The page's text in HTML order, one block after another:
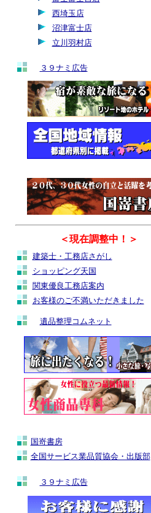
西埼玉店
沼津富士店
立川羽村店
３９ナミ広告
＜現在調整中！＞
建築士・工務店さがし
ショッピング天国
関東優良工務店案内
お客様のご不満いただきました
遺品整理コムネット
国嵜書房
全国サービス業品質協会・出版部
３９ナミ広告